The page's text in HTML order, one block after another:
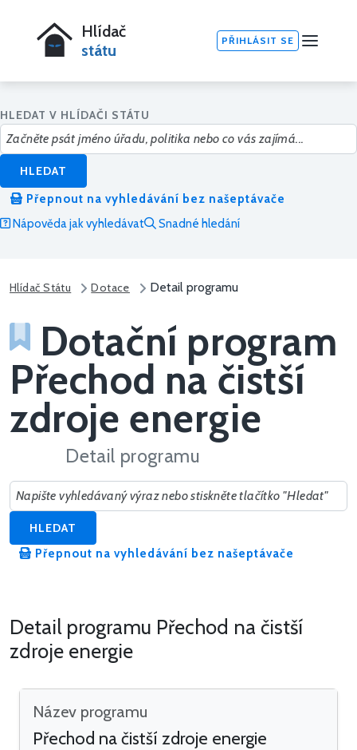
Hlídač
státu
PŘIHLÁSIT SE
HLEDAT V HLÍDAČI STÁTU
HLEDAT
Přepnout na vyhledávání bez našeptávače
Nápověda jak vyhledávat
Snadné hledání
Hlídač Státu Dotace Detail programu
Dotační program
Přechod na čistší
zdroje energie
Detail programu
Hledat v dotacích
HLEDAT
Přepnout na vyhledávání bez našeptávače
Detail programu Přechod na čistší
zdroje energie
Název programu
Přechod na čistší zdroje energie